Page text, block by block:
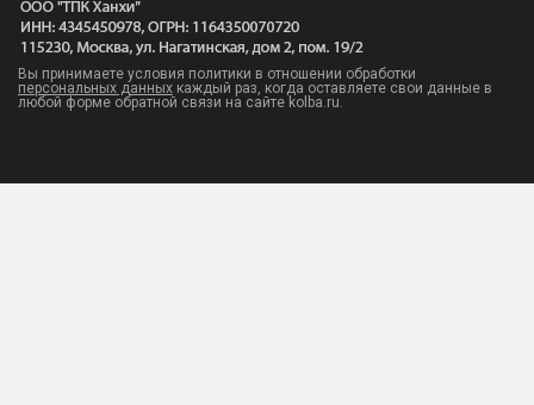
Вы принимаете условия политики в отношении обработки
персональных данных каждый раз, когда оставляете свои данные в
любой форме обратной связи на сайте kolba.ru.